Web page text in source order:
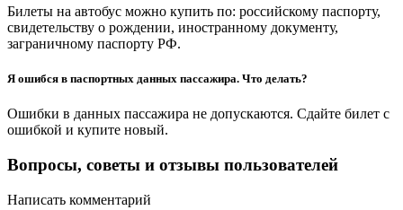
Билеты на автобус можно купить по: российскому паспорту,
свидетельству о рождении, иностранному документу,
заграничному паспорту РФ.
Я ошибся в паспортных данных пассажира. Что делать?
Ошибки в данных пассажира не допускаются. Сдайте билет с
ошибкой и купите новый.
Вопросы, советы и отзывы пользователей
Написать комментарий